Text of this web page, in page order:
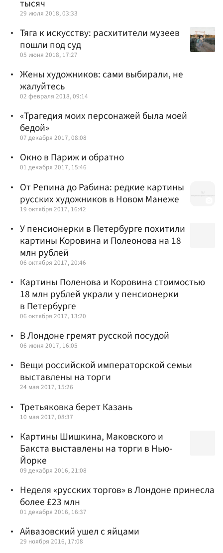
тысяч
29 июля 2018, 03:33
Тяга к искусству: расхитители музеев
пошли под суд
05 июня 2018, 17:27
Жены художников: сами выбирали, не
жалуйтесь
02 февраля 2018, 09:14
«Трагедия моих персонажей была моей
бедой»
07 декабря 2017, 08:08
Окно в Париж и обратно
01 декабря 2017, 15:46
От Репина до Рабина: редкие картины
русских художников в Новом Манеже
19 октября 2017, 16:42
У пенсионерки в Петербурге похитили
картины Коровина и Полеонова на 18
млн рублей
06 октября 2017, 20:46
Картины Поленова и Коровина стоимостью
18 млн рублей украли у пенсионерки
в Петербурге
06 октября 2017, 13:20
В Лондоне гремят русской посудой
06 июня 2017, 16:05
Вещи российской императорской семьи
выставлены на торги
24 мая 2017, 15:26
Третьяковка берет Казань
10 мая 2017, 08:37
Картины Шишкина, Маковского и
Бакста выставлены на торги в Нью-
Йорке
09 декабря 2016, 21:08
Неделя «русских торгов» в Лондоне принесла
более £23 млн
01 декабря 2016, 16:37
Айвазовский ушел с яйцами
29 ноября 2016, 17:08